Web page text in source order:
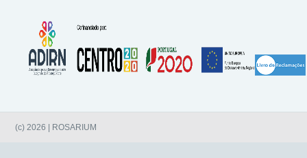
(c) 2026 | ROSARIUM